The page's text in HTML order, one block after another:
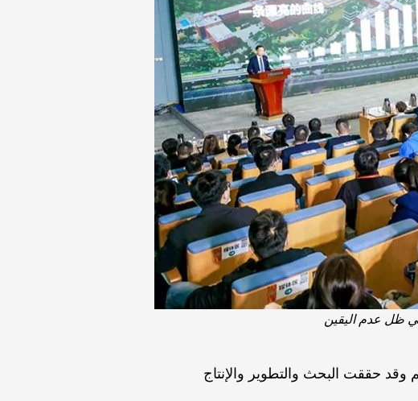
و29 قاعدة إنتاج حول العالم وقد حققت البحث والتطوير والإنتاج